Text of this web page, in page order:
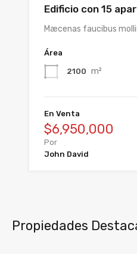
Edificio con 15
Mæcenas faucibus
Área
2100 m²
En Venta
$6,950,000
Por
John David
Propiedades